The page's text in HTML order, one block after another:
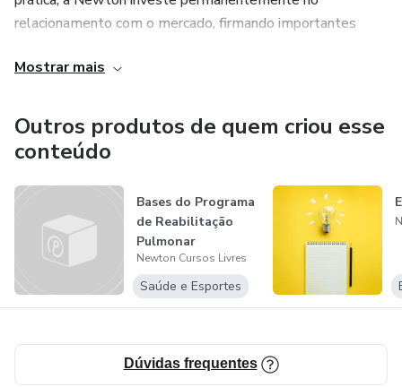
relacionamento com o mercado, firmando importantes
perspectivas e oportunidades profissionais.
Mostrar mais
Outros produtos de quem criou esse
conteúdo
Bases do Programa
de Reabilitação
Pulmonar
Newton Cursos Livres
Saúde e Esportes
Dúvidas frequentes